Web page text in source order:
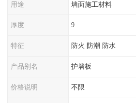
用途 墙面施工材料
厚度 9
特征 防火 防潮 防水
产品别名 护墙板
价格说明 不限